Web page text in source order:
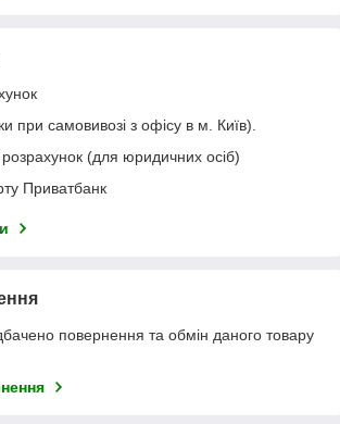
при самовивозі з офісу в м. Київ).
розрахунок (для юридичних осіб)
Приватбанк
повернення та обмін даного товару